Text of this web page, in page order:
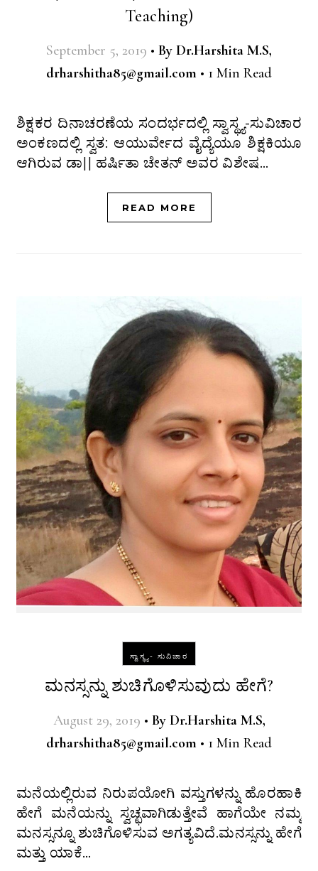
Teaching)
September 5, 2019 • By Dr.Harshita M.S,
drharshitha85@gmail.com • 1 Min Read
ಶಿಕ್ಷಕರ ದಿನಾಚರಣೆಯ ಸಂದರ್ಭದಲ್ಲಿ ಸ್ವಾಸ್ಥ್ಯ-ಸುವಿಚಾರ
ಅಂಕಣದಲ್ಲಿ ಸ್ವತ: ಆಯುರ್ವೇದ ವೈದ್ಯೆಯೂ ಶಿಕ್ಷಕಿಯೂ
ಆಗಿರುವ ಡಾ|| ಹರ್ಷಿತಾ ಚೇತನ್ ಅವರ ವಿಶೇಷ…
READ MORE
ಸ್ವಾಸ್ಥ್ಯ- ಸುವಿಚಾರ
ಮನಸ್ಸನ್ನು ಶುಚಿಗೊಳಿಸುವುದು ಹೇಗೆ?
August 29, 2019 • By Dr.Harshita M.S,
drharshitha85@gmail.com • 1 Min Read
ಮನೆಯಲ್ಲಿರುವ ನಿರುಪಯೋಗಿ ವಸ್ತುಗಳನ್ನು ಹೊರಹಾಕಿ
ಹೇಗೆ ಮನೆಯನ್ನು ಸ್ವಚ್ಛವಾಗಿಡುತ್ತೇವೆ ಹಾಗೆಯೇ ನಮ್ಮ
ಮನಸ್ಸನ್ನೂ ಶುಚಿಗೊಳಿಸುವ ಅಗತ್ಯವಿದೆ.ಮನಸ್ಸನ್ನು ಹೇಗೆ
ಮತ್ತು ಯಾಕೆ…